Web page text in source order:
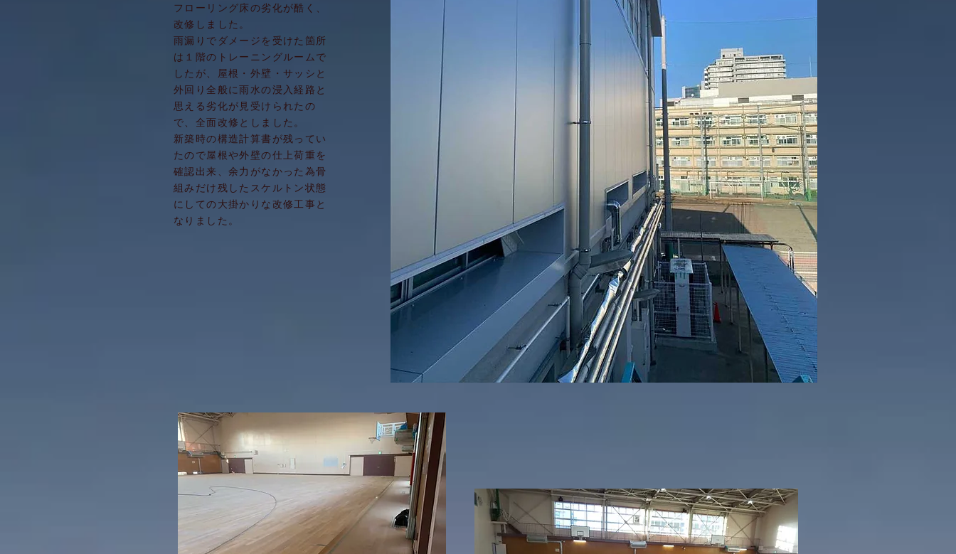
フローリング床の劣化が酷く、
改修しました。
雨漏りでダメージを受けた箇所
は１階のトレーニングルームで
したが、屋根・外壁・サッシと
外回り全般に雨水の浸入経路と
思える劣化が見受けられたの
で、全面改修としました。
​新築時の構造計算書が残ってい
たので屋根や外壁の仕上荷重を
確認出来、余力がなかった為骨
組みだけ残したスケルトン状態
にしての大掛かりな改修工事と
なりました。